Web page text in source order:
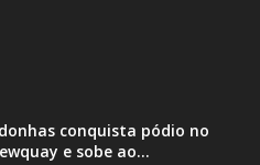
conquista pódio no
e sobe ao...